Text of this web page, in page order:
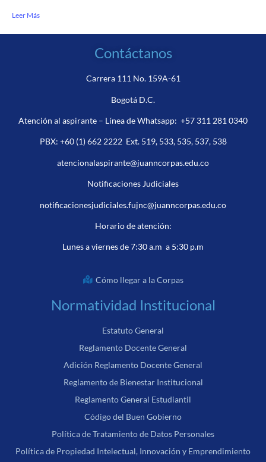
Leer Más
Contáctanos
Carrera 111 No. 159A-61
Bogotá D.C.
Atención al aspirante – Línea de Whatsapp: +57 311 281 0340
PBX: +60 (1) 662 2222Ext. 519, 533, 535, 537, 538
atencionalaspirante@juanncorpas.edu.co
Notificaciones Judiciales
notificacionesjudiciales.fujnc@juanncorpas.edu.co
Horario de atención:
Lunes a viernes de 7:30 a.m a 5:30 p.m
Cómo llegar a la Corpas
Normatividad Institucional
Estatuto General
Reglamento Docente General
Adición Reglamento Docente General
Reglamento de Bienestar Institucional
Reglamento General Estudiantil
Código del Buen Gobierno
Política de Tratamiento de Datos Personales
Política de Propiedad Intelectual, Innovación y Emprendimiento